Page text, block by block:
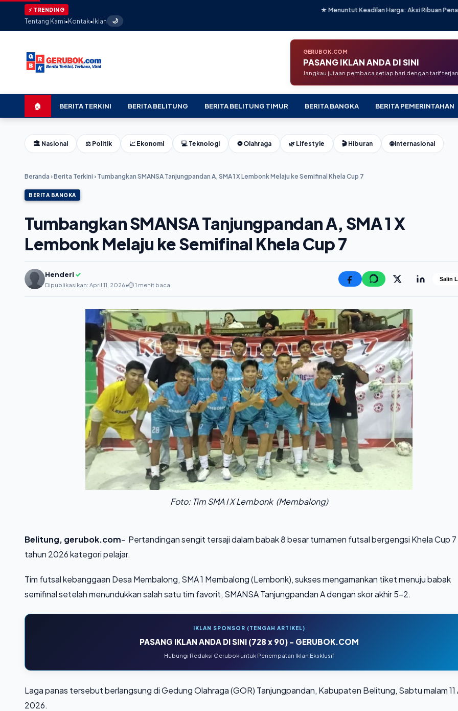
⚡ TRENDING
★ Menuntut Keadilan Harga: Aksi Ribuan Penambang
Tentang Kami•Kontak•Iklan 🌙
GERUBOK.COM
PASANG IKLAN ANDA DI SINI
Jangkau jutaan pembaca setiap hari dengan tarif
🏠 BERITA TERKINI BERITA BELITUNG BERITA BELITUNG TIMUR BERITA BANGKA BERITA PEMERINTAHAN
🏛️ Nasional ⚖️ Politik 📈 Ekonomi 💻 Teknologi ⚽ Olahraga 🌿 Lifestyle 🎬 Hiburan 🌐 Internasional
Beranda ›Berita Terkini › Tumbangkan SMANSA Tanjungpandan A, SMA 1 X Lembonk Melaju ke Semifinal Khela Cup 7
BERITA BANGKA
Tumbangkan SMANSA Tanjungpandan A, SMA 1 X
Lembonk Melaju ke Semifinal Khela Cup 7
Henderi ✓
Dipublikasikan: April 11, 2026•⏱️ 1 menit baca
Salin
Foto: Tim SMA I X Lembonk (Membalong)
Belitung, gerubok.com- Pertandingan sengit tersaji dalam babak 8 besar turnamen futsal bergengsi Khela Cup 7
tahun 2026 kategori pelajar.
Tim futsal kebanggaan Desa Membalong, SMA 1 Membalong (Lembonk), sukses mengamankan tiket menuju babak
semifinal setelah menundukkan salah satu tim favorit, SMANSA Tanjungpandan A dengan skor akhir 5-2.
IKLAN SPONSOR (TENGAH ARTIKEL)
PASANG IKLAN ANDA DI SINI (728 x 90) - GERUBOK.COM
Hubungi Redaksi Gerubok untuk Penempatan Iklan Eksklusif
Laga panas tersebut berlangsung di Gedung Olahraga (GOR) Tanjungpandan, Kabupaten Belitung, Sabtu malam 11
2026.